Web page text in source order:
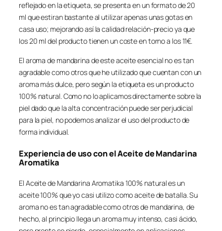
reflejado en la etiqueta, se presenta en un formato de 20
ml que estiran bastante al utilizar apenas unas gotas en
casa uso; mejorando así la calidad relación-precio ya que
los 20 ml del producto tienen un coste en torno a los 11€.
El aroma de mandarina de este aceite esencial no es tan
agradable como otros que he utilizado que cuentan con un
aroma más dulce, pero según la etiqueta es un producto
100% natural. Como no lo aplicamos directamente sobre la
piel dado que la alta concentración puede ser perjudicial
para la piel, no podemos analizar el uso del producto de
forma individual.
Experiencia de uso con el Aceite de Mandarina
Aromatika
El Aceite de Mandarina Aromatika 100% natural es un
aceite 100% que yo casi utilizo como aceite de batalla. Su
aroma no es tan agradable como otros de mandarina, de
hecho, al principio llega un aroma muy intenso, casi ácido,